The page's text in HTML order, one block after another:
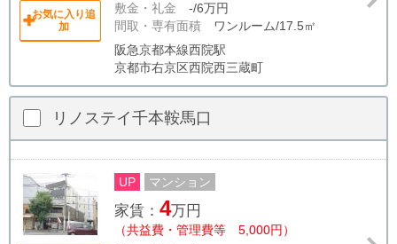
お気に入り追
加
敷金・礼金 -/6万円
間取・専有面積 ワンルーム/17.5㎡
阪急京都本線西院駅
京都市右京区西院西三蔵町
リノステイ千本鞍馬口
UP マンション
家賃： 4万円
（共益費・管理費等 5,000円）